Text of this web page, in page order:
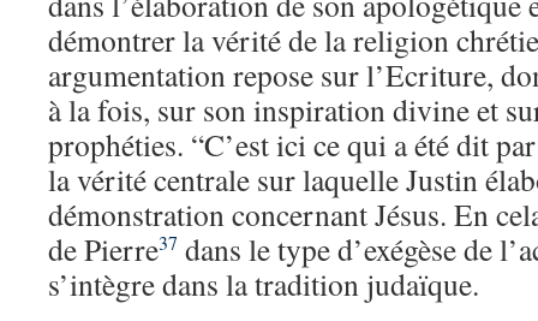
démontrer la vérité de la religion
argumentation repose sur l’Ecriture,
à la fois, sur son inspiration divine et
prophéties. “C’est ici ce qui a été dit
la vérité centrale sur laquelle Justin
démonstration concernant Jésus. En
de Pierre37 dans le type d’exégèse de
s’intègre dans la tradition judaïque.